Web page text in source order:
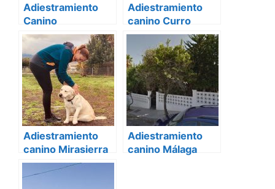
Adiestramiento
Canino
HOLISTICAN
Adiestramiento
canino Curro
Castillo
Adiestramiento
canino Mirasierra
Málaga
Adiestramiento
canino Málaga